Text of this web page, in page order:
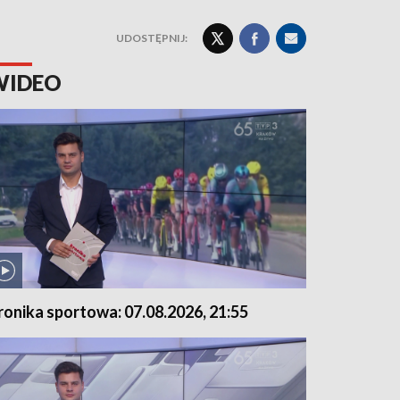
UDOSTĘPNIJ:
sportowa: 07.08.2026, 21:55